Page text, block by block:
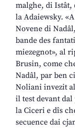
malghe, di Istât,
la Adaiewsky.
Novene di
bande des
miezegnot», al
Brusin, come
Nadâl, par ben
Noliani invezit
il test devant
la Ciceri e dîs
secuence dai